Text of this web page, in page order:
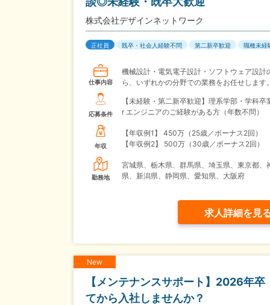
株式会社デザインネットワーク
正社員 既卒・社会人経験不問 第二新卒歓迎 職種未経
仕事内容
機械設計・電気電子設計・ソフトウェア設計
ら、いずれかの分野での業務をお任せします
応募条件
【未経験・第二新卒歓迎】理系学部・学科卒
r エンジニアのご経験がある方（年数不問）
年収
【年収例1】
450万（25歳／ボーナス2回）
【年収例2】
500万（30歳／ボーナス2回）
勤務地
宮城県、栃木県、群馬県、埼玉県、東京都、
県、新潟県、静岡県、愛知県、大阪府
求人詳細を見
New
【メンテナンスサポート】2026年
てから入社しませんか？